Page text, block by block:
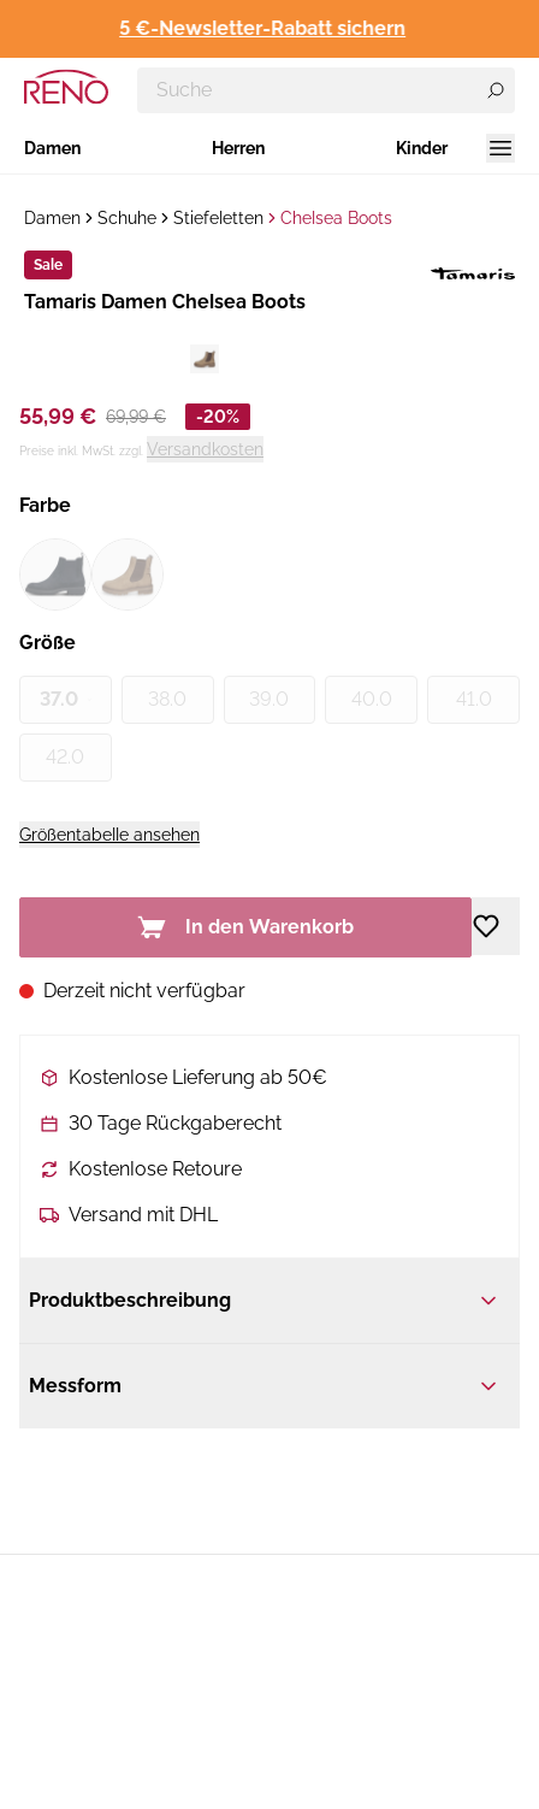
5 €-Newsletter-Rabatt sichern
Damen Herren Kinder
Damen Schuhe Stiefeletten Chelsea Boots
Sale
Hersteller
Tamaris Damen Chelsea Boots
55,99 € 69,99 € -20%
Preise inkl. MwSt. zzgl. Versandkosten
Farbe
Größe
37.0 38.0 39.0 40.0 41.0
42.0
Größentabelle ansehen
In den Warenkorb
Derzeit nicht verfügbar
Kostenlose Lieferung ab 50€
30 Tage Rückgaberecht
Kostenlose Retoure
Versand mit DHL
Produktbeschreibung
Messform